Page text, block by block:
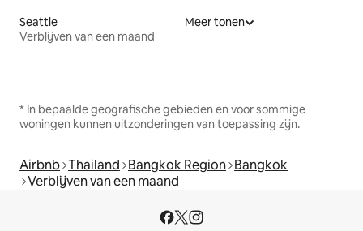
Seattle
Verblijven van een maand
Meer tonen
* In bepaalde geografische gebieden en voor sommige
woningen kunnen uitzonderingen van toepassing zijn.
Airbnb Thailand Bangkok Region Bangkok
Verblijven van een maand